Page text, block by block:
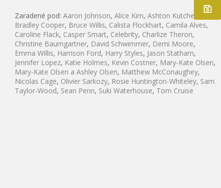
Zaradené pod: Aaron Johnson, Alice Kim, Ashton Kutcher
Bradley Cooper, Bruce Willis, Calista Flockhart, Camila Alves,
Caroline Flack, Casper Smart, Celebrity, Charlize Theron,
Christine Baumgartner, David Schwimmer, Demi Moore,
Emma Willis, Harrison Ford, Harry Styles, Jason Statham,
Jennifer Lopez, Katie Holmes, Kevin Costner, Mary-Kate Olsen,
Mary-Kate Olsen a Ashley Olsen, Matthew McConaughey,
Nicolas Cage, Olivier Sarkozy, Rosie Huntington-Whiteley, Sam
Taylor-Wood, Sean Penn, Suki Waterhouse, Tom Cruise